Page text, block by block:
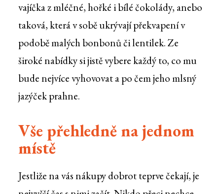
vajíčka z mléčné, hořké i bílé čokolády, anebo
taková, která v sobě ukrývají překvapení v
podobě malých bonbonů či lentilek. Ze
široké nabídky si jistě vybere každý to, co mu
bude nejvíce vyhovovat a po čem jeho mlsný
jazýček prahne.
Vše přehledně na jednom
místě
Jestliže na vás nákupy dobrot teprve čekají, je